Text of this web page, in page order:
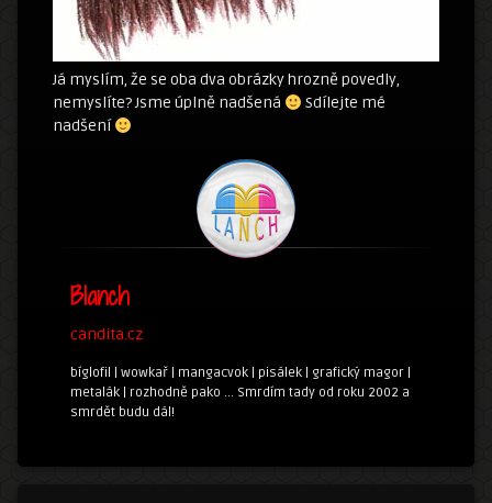
Já myslím, že se oba dva obrázky hrozně povedly,
nemyslíte? Jsme úplně nadšená
Sdílejte mé
nadšení
Blanch
candita.cz
bíglofil | wowkař | mangacvok | pisálek | grafický magor |
metalák | rozhodně pako ... Smrdím tady od roku 2002 a
smrdět budu dál!